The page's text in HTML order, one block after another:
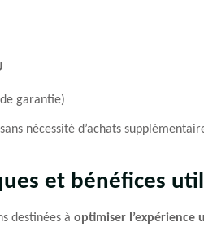
garantie)
nécessité d’achats
et bénéfices
destinées à optimiser l’expérience